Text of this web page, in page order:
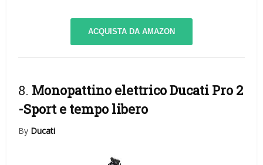
ACQUISTA DA AMAZON
8. Monopattino elettrico Ducati Pro 2
-Sport e tempo libero
By Ducati